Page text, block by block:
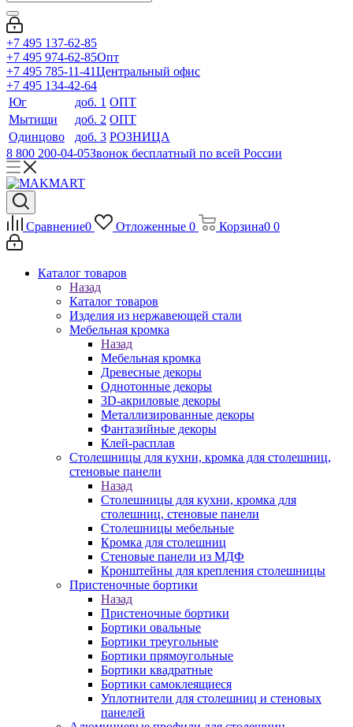
+7 495 137-62-85
+7 495 974-62-85Опт
+7 495 785-11-41Центральный офис
+7 495 134-42-64
Юг
доб. 1 ОПТ
Мытищи
доб. 2 ОПТ
Одинцово
доб. 3 РОЗНИЦА
8 800 200-04-05Звонок бесплатный по всей России
Сравнение0 Отложенные 0 Корзина0 0
Каталог товаров
Назад
Каталог товаров
Изделия из нержавеющей стали
Мебельная кромка
Назад
Мебельная кромка
Древесные декоры
Однотонные декоры
3D-акриловые декоры
Металлизированные декоры
Фантазийные декоры
Клей-расплав
Столешницы для кухни, кромка для столешниц,
стеновые панели
Назад
Столешницы для кухни, кромка для
столешниц, стеновые панели
Столешницы мебельные
Кромка для столешниц
Стеновые панели из МДФ
Кронштейны для крепления столешницы
Пристеночные бортики
Назад
Пристеночные бортики
Бортики овальные
Бортики треугольные
Бортики прямоугольные
Бортики квадратные
Бортики самоклеящиеся
Уплотнители для столешниц и стеновых
панелей